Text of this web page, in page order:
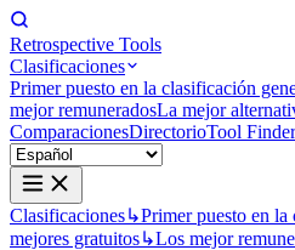
Retrospective Tools
Clasificaciones
Primer puesto en la clasificación
mejor remuneradosLa mejor
ComparacionesDirectorioTool Finder
Clasificaciones↳Primer puesto en
mejores gratuitos↳Los mejor